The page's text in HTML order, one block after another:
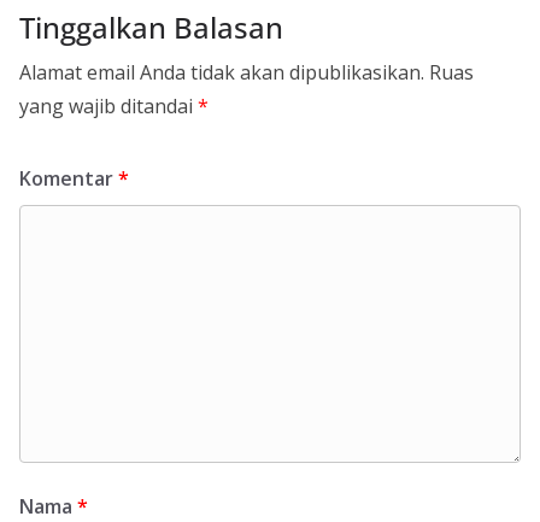
Tinggalkan Balasan
Alamat email Anda tidak akan dipublikasikan. Ruas
yang wajib ditandai *
Komentar*
Nama *